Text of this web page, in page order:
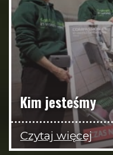
Kim jesteśmy
Czytaj więcej